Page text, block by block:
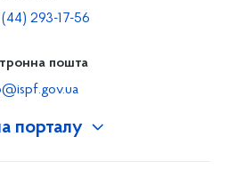
порталу
293-17-56
пошта